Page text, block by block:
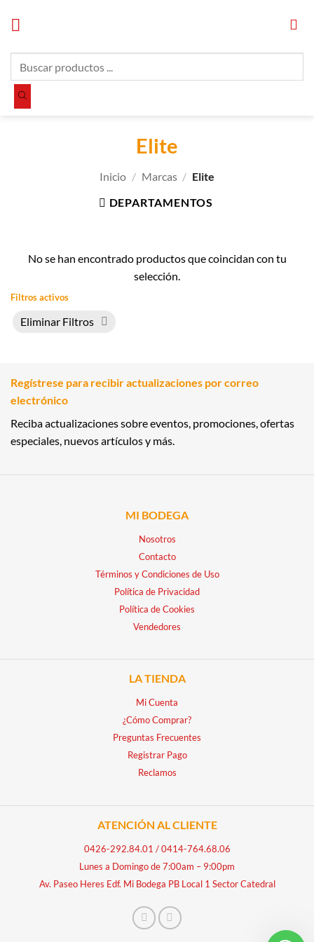
productos
Elite
Inicio / Marcas / Elite
DEPARTAMENTOS
No se han encontrado productos que coincidan con tu
selección.
Filtros activos
Eliminar Filtros
Regístrese para recibir actualizaciones por correo
electrónico
Reciba actualizaciones sobre eventos, promociones, ofertas
especiales, nuevos artículos y más.
MI BODEGA
Nosotros
Contacto
Términos y Condiciones de Uso
Política de Privacidad
Política de Cookies
Vendedores
LA TIENDA
Mi Cuenta
¿Cómo Comprar?
Preguntas Frecuentes
Registrar Pago
Reclamos
ATENCIÓN AL CLIENTE
0426-292.84.01 /0414-764.68.06
Lunes a Domingo de 7:00am – 9:00pm
Av. Paseo Heres Edf. Mi Bodega PB Local 1 Sector Catedral